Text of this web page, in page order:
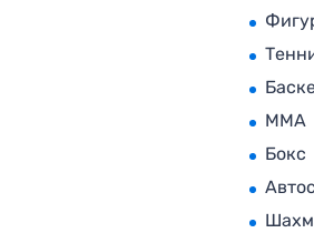
MMA
Бокс